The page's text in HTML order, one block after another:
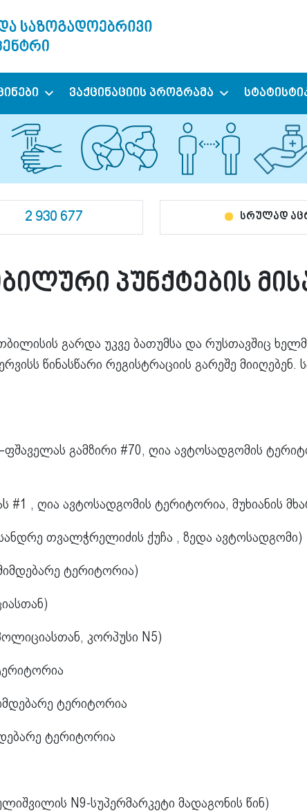
ვაქცინაციის პროგრამა
2 930 677 სრულად
პუნქტების
გარდა უკვე ბათუმსა და რუსთავშიც
წინასწარი რეგისტრაციის გარეშე
გამზირი #70, ღია ავტოსადგომის
, ღია ავტოსადგომის ტერიტორია, მუხიანის
თვალჭრელიძის ქუჩა , ზედა ავტოსადგომი)
ტერიტორია)
კორპუსი N5)
ტერიტორია
ტერიტორია
N9-სუპერმარკეტი მადაგონის წინ)